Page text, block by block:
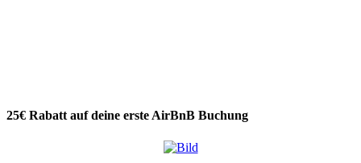
25€ Rabatt auf deine erste AirBnB Buchung